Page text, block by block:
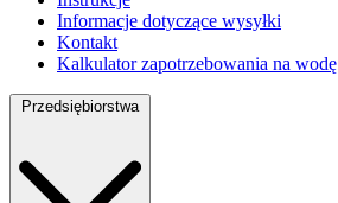
Informacje dotyczące wysyłki
Kontakt
Kalkulator zapotrzebowania na wodę
Przedsiębiorstwa